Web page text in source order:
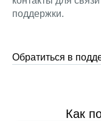
поддержки.
Обратиться в
Как